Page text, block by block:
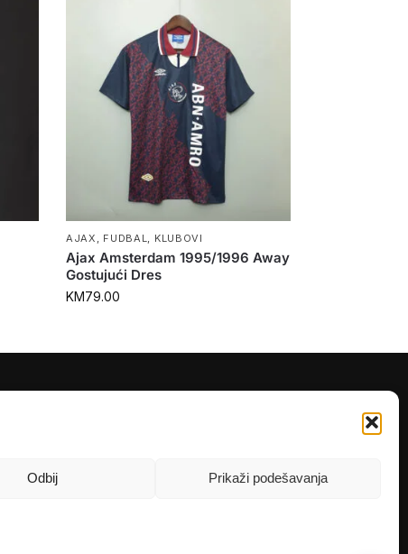
Odbij Prikaži podešavanja
AJAX FUDBAL KLUBOVI
Ajax Amsterdam 1995/1996 Away
Gostujući Dres
KM79.00